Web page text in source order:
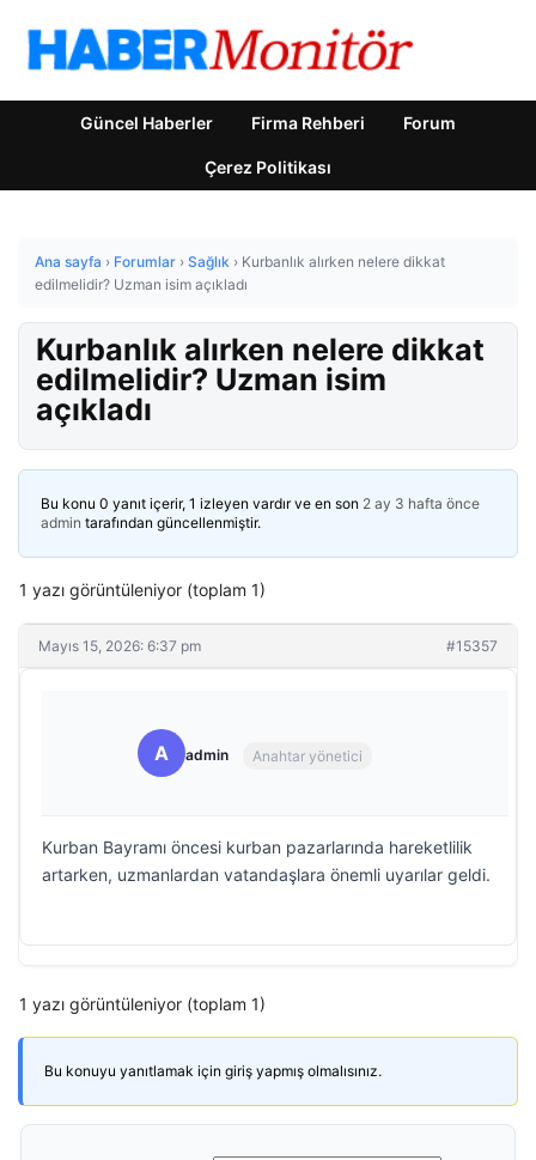
Güncel Haberler Firma Rehberi Forum
Çerez Politikası
Ana sayfa › Forumlar › Sağlık › Kurbanlık alırken nelere dikkat
edilmelidir? Uzman isim açıkladı
Kurbanlık alırken nelere dikkat
edilmelidir? Uzman isim
açıkladı
Bu konu 0 yanıt içerir, 1 izleyen vardır ve en son 2 ay 3 hafta önce
admin tarafından güncellenmiştir.
1 yazı görüntüleniyor (toplam 1)
Mayıs 15, 2026: 6:37 pm #15357
A admin Anahtar yönetici
Kurban Bayramı öncesi kurban pazarlarında hareketlilik
artarken, uzmanlardan vatandaşlara önemli uyarılar geldi.
1 yazı görüntüleniyor (toplam 1)
Bu konuyu yanıtlamak için giriş yapmış olmalısınız.